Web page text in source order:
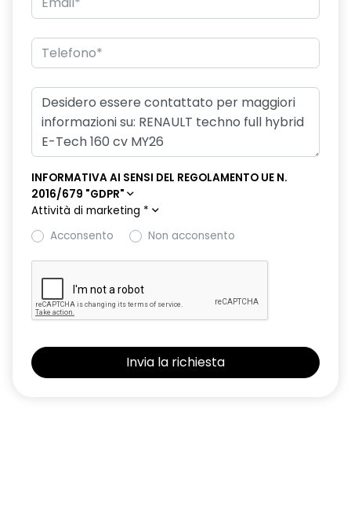
INFORMATIVA AI SENSI DEL REGOLAMENTO UE N.
2016/679 "GDPR"
Attività di marketing *
Acconsento
Non acconsento